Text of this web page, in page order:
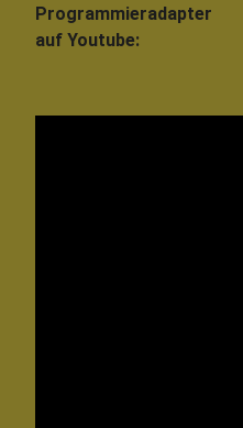
Programmieradapter
auf Youtube: